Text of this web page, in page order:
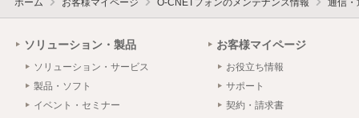
ホーム お客様マイページ O-CNETフォンのメンテナンス情報 通信・
ソリューション・製品
ソリューション・サービス
製品・ソフト
イベント・セミナー
お客様マイページ
お役立ち情報
サポート
契約・請求書